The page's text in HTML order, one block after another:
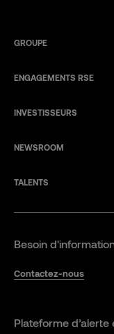
GROUPE
ENGAGEMENTS RSE
INVESTISSEURS
NEWSROOM
TALENTS
Besoin
Contactez-nous
Plateforme